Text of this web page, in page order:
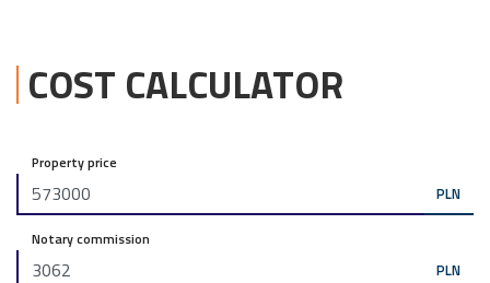
COST CALCULATOR
Property price
PLN
Notary commission
PLN